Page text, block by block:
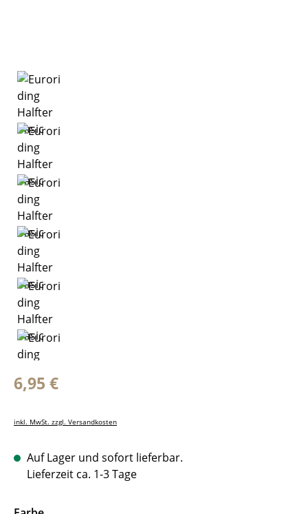
Regulärer Preis:
6,95 €
inkl. MwSt. zzgl. Versandkosten
Auf Lager und sofort lieferbar.
Lieferzeit ca. 1-3 Tage